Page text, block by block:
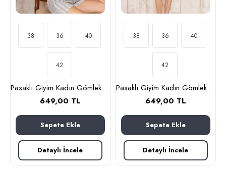
38 36 40
42
Pasaklı Giyim Kadın Gömlek-Şort Alt Üst Takım 3625310 Siyah
649,00 TL
Sepete Ekle
Detaylı İncele
38 36 40
42
Pasaklı Giyim Kadın Gömlek-Şort Alt Üst Takım 3625310 Turuncu
649,00 TL
Sepete Ekle
Detaylı İncele